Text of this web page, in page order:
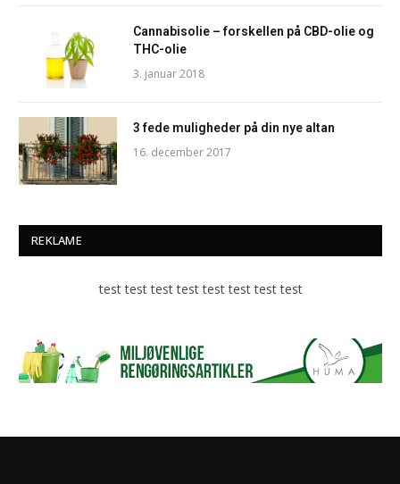
Cannabisolie – forskellen på CBD-olie og
THC-olie
3. januar 2018
3 fede muligheder på din nye altan
16. december 2017
REKLAME
test test test test test test test test